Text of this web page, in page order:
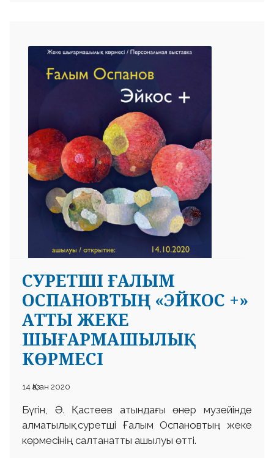
CУРЕТШІ ҒАЛЫМ
ОСПАНОВТЫҢ «ЭЙКОС +»
АТТЫ ЖЕКЕ
ШЫҒАРМАШЫЛЫҚ
КӨРМЕСІ
14 Қазан 2020
Бүгін, Ә. Қастеев атындағы өнер музейінде
алматылық суретші Ғалым Оспановтың жеке
көрмесінің салтанатты ашылуы өтті.